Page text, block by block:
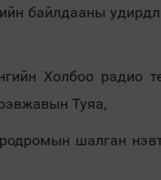
байлдааны
Холбоо радио
Туяа,
шалган